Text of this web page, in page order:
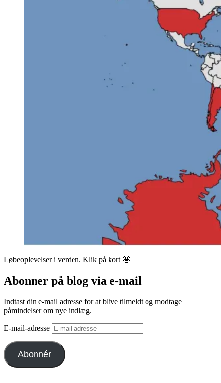
Løbeoplevelser i verden. Klik på kort 🤩
Abonner på blog via e-mail
Indtast din e-mail adresse for at blive tilmeldt og modtage
påmindelser om nye indlæg.
E-mail-adresse
Abonnér